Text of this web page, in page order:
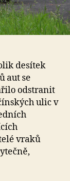
desítek
aut se
odstranit
ulic v
vraků